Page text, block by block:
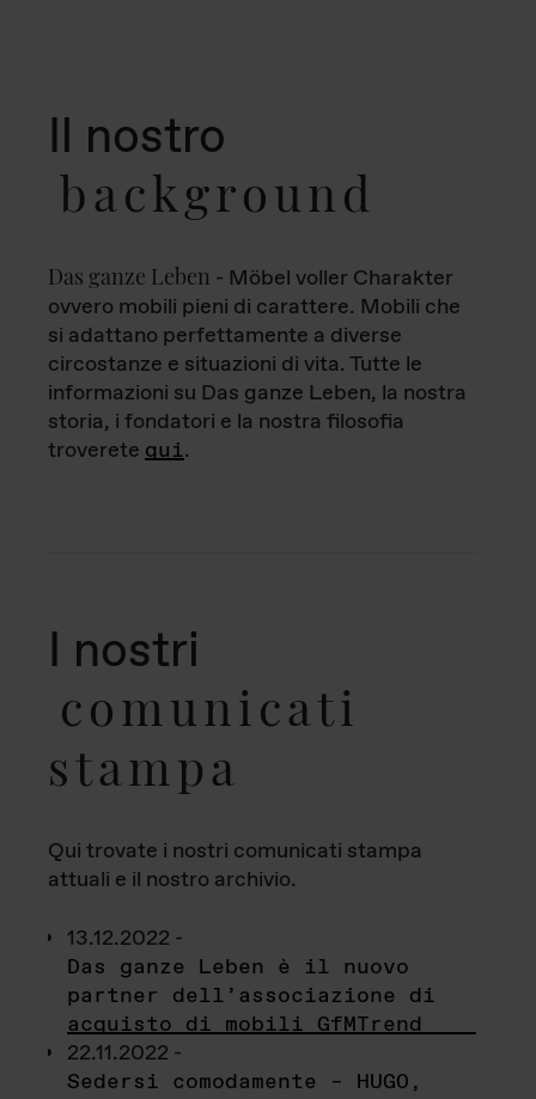
Il nostro
background
Das ganze Leben - Möbel voller Charakter
ovvero mobili pieni di carattere. Mobili che
si adattano perfettamente a diverse
circostanze e situazioni di vita. Tutte le
informazioni su Das ganze Leben, la nostra
storia, i fondatori e la nostra filosofia
troverete qui.
I nostri
comunicati
stampa
Qui trovate i nostri comunicati stampa
attuali e il nostro archivio.
13.12.2022 -
Das ganze Leben è il nuovo
partner dell’associazione di
acquisto di mobili GfMTrend
22.11.2022 -
Sedersi comodamente – HUGO,